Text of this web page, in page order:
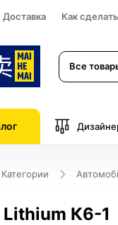
Доставка Как
Все
Категории
Lithium К6-1